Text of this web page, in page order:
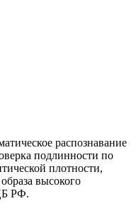
распознавание
подлинности по
плотности,
высокого
РФ.